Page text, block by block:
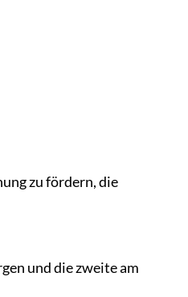
zu fördern, die
und die zweite am